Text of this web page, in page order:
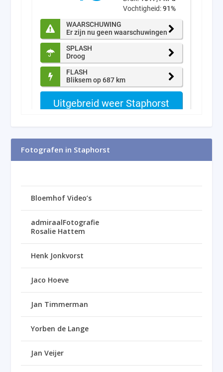
Fotografen in Staphorst
Bloemhof Video’s
admiraalFotografie
Rosalie Hattem
Henk Jonkvorst
Jaco Hoeve
Jan Timmerman
Yorben de Lange
Jan Veijer